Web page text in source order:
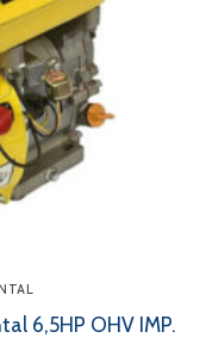
6,5HP OHV IMP.